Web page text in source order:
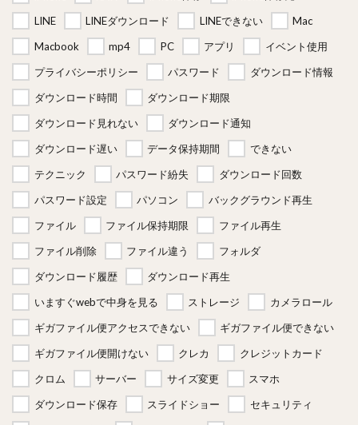
LINE
LINEダウンロード LINEできない
Mac
Macbook
mp4 PC アプリ
イベント使用
プライバシーポリシー
パスワード
ダウンロード情報
ダウンロード時間
ダウンロード期限
ダウンロード見れない
ダウンロード通知
ダウンロード遅い
データ保持期間
できない
テクニック
パスワード紛失
ダウンロード回数
パスワード設定
パソコン
バックグラウンド再生
ファイル
ファイル保持期限
ファイル再生
ファイル削除
ファイル違う
フォルダ
ダウンロード履歴
ダウンロード再生
いますぐwebで中身を見る
ストレージ
カメラロール
ギガファイル便アクセスできない
ギガファイル便できない
ギガファイル便開けない
クレカ
クレジットカード
クロム
サーバー サイズ変更
スマホ
ダウンロード保存
スライドショー
セキュリティ